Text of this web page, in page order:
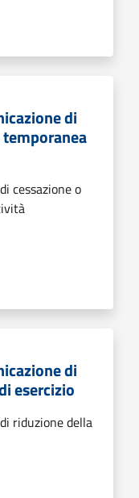
di
cessazione o
di
esercizio
riduzione della